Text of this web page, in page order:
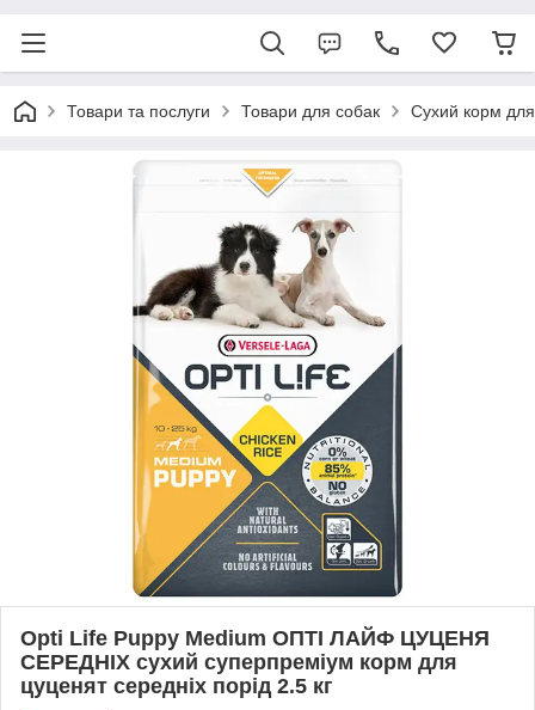
Товари та послуги Товари для собак Сухий корм
Opti Life Puppy Medium ОПТІ ЛАЙФ ЦУЦЕНЯ
СЕРЕДНІХ сухий суперпреміум корм для
цуценят середніх порід 2.5 кг